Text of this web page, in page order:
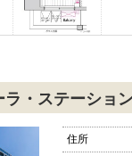
ラ・ステーショ
住所